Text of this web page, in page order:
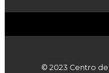
© 2023 Centro de